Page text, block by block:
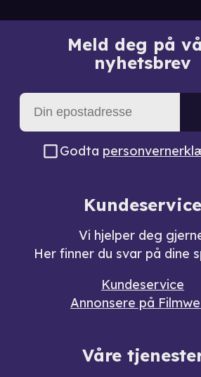
Meld deg på
nyhetsbrev
Godta
Kundeservice
Vi hjelper deg
Her finner du svar på dine
Kundeservice
Annonsere på
Våre